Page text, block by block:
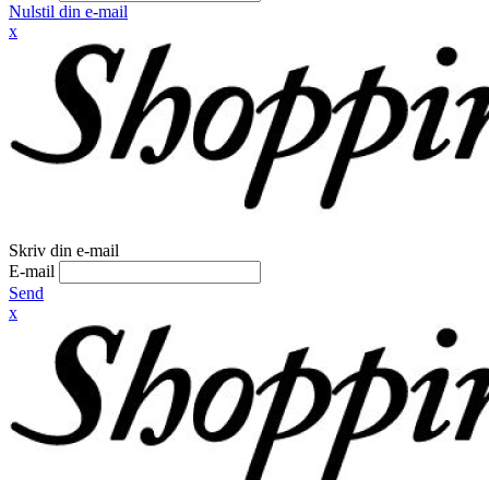
Nulstil din e-mail
x
Skriv din e-mail
E-mail
Send
x